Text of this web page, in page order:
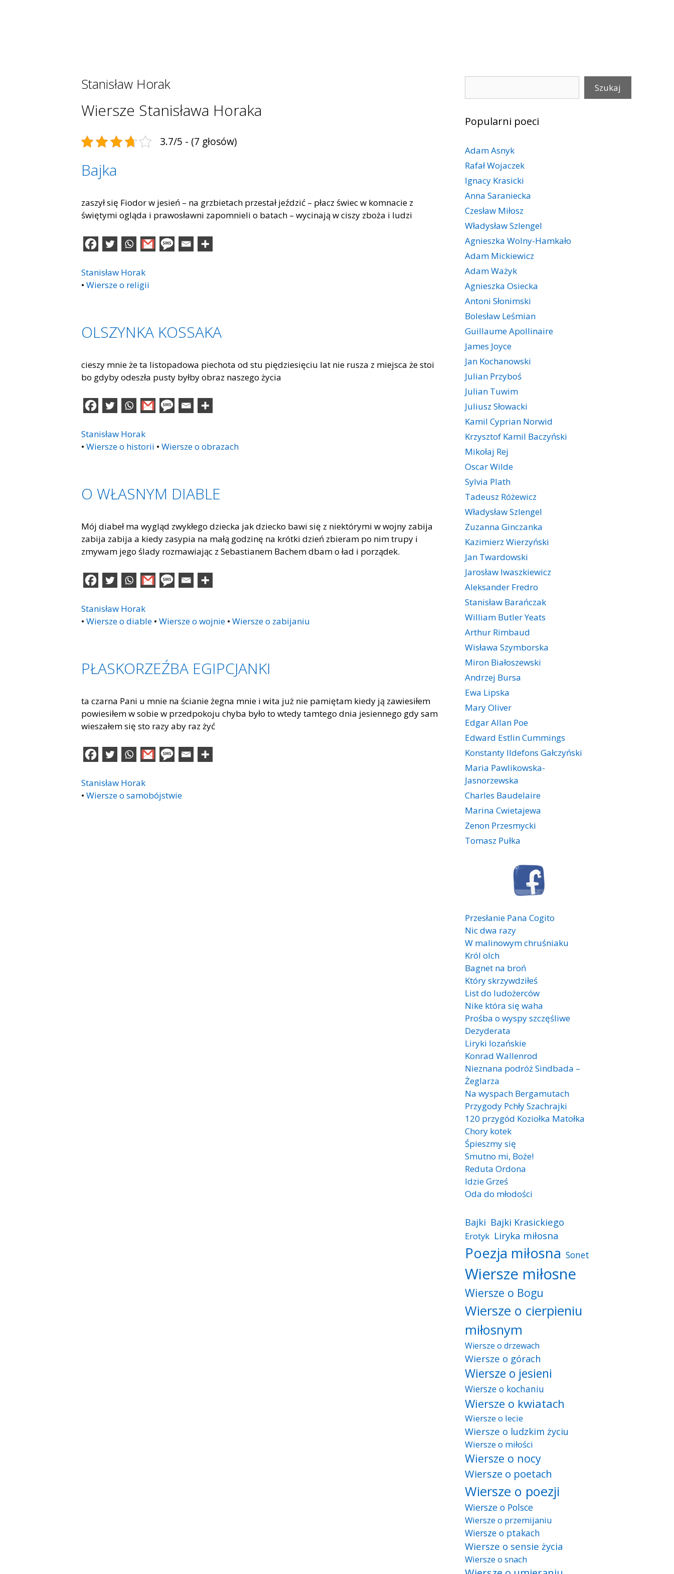
Stanisław Horak
Wiersze Stanisława Horaka
3.7/5 - (7 głosów)
Bajka
zaszył się Fiodor w jesień – na grzbietach przestał jeździć – płacz świec w komnacie z
świętymi ogląda i prawosławni zapomnieli o batach – wycinają w ciszy zboża i ludzi
Stanisław Horak
• Wiersze o religii
OLSZYNKA KOSSAKA
cieszy mnie że ta listopadowa piechota od stu piędziesięciu lat nie rusza z miejsca że stoi
bo gdyby odeszła pusty byłby obraz naszego życia
Stanisław Horak
• Wiersze o historii • Wiersze o obrazach
O WŁASNYM DIABLE
Mój diabeł ma wygląd zwykłego dziecka jak dziecko bawi się z niektórymi w wojny zabija
zabija zabija a kiedy zasypia na małą godzinę na krótki dzień zbieram po nim trupy i
zmywam jego ślady rozmawiając z Sebastianem Bachem dbam o ład i porządek.
Stanisław Horak
• Wiersze o diable • Wiersze o wojnie • Wiersze o zabijaniu
PŁASKORZEŹBA EGIPCJANKI
ta czarna Pani u mnie na ścianie żegna mnie i wita już nie pamiętam kiedy ją zawiesiłem
powiesiłem w sobie w przedpokoju chyba było to wtedy tamtego dnia jesiennego gdy sam
wieszałem się sto razy aby raz żyć
Stanisław Horak
• Wiersze o samobójstwie
Szukaj
Popularni poeci
Adam Asnyk
Rafał Wojaczek
Ignacy Krasicki
Anna Saraniecka
Czesław Miłosz
Władysław Szlengel
Agnieszka Wolny-Hamkało
Adam Mickiewicz
Adam Ważyk
Agnieszka Osiecka
Antoni Słonimski
Bolesław Leśmian
Guillaume Apollinaire
James Joyce
Jan Kochanowski
Julian Przyboś
Julian Tuwim
Juliusz Słowacki
Kamil Cyprian Norwid
Krzysztof Kamil Baczyński
Mikołaj Rej
Oscar Wilde
Sylvia Plath
Tadeusz Różewicz
Władysław Szlengel
Zuzanna Ginczanka
Kazimierz Wierzyński
Jan Twardowski
Jarosław Iwaszkiewicz
Aleksander Fredro
Stanisław Barańczak
William Butler Yeats
Arthur Rimbaud
Wisława Szymborska
Miron Białoszewski
Andrzej Bursa
Ewa Lipska
Mary Oliver
Edgar Allan Poe
Edward Estlin Cummings
Konstanty Ildefons Gałczyński
Maria Pawlikowska-
Jasnorzewska
Charles Baudelaire
Marina Cwietajewa
Zenon Przesmycki
Tomasz Pułka
Przesłanie Pana Cogito
Nic dwa razy
W malinowym chruśniaku
Król olch
Bagnet na broń
Który skrzywdziłeś
List do ludożerców
Nike która się waha
Prośba o wyspy szczęśliwe
Dezyderata
Liryki lozańskie
Konrad Wallenrod
Nieznana podróż Sindbada –
Żeglarza
Na wyspach Bergamutach
Przygody Pchły Szachrajki
120 przygód Koziołka Matołka
Chory kotek
Śpieszmy się
Smutno mi, Boże!
Reduta Ordona
Idzie Grześ
Oda do młodości
Bajki Bajki Krasickiego
Erotyk Liryka miłosna
Poezja miłosna Sonet
Wiersze miłosne
Wiersze o Bogu
Wiersze o cierpieniu
miłosnym
Wiersze o drzewach
Wiersze o górach
Wiersze o jesieni
Wiersze o kochaniu
Wiersze o kwiatach
Wiersze o lecie
Wiersze o ludzkim życiu
Wiersze o miłości
Wiersze o nocy
Wiersze o poetach
Wiersze o poezji
Wiersze o Polsce
Wiersze o przemijaniu
Wiersze o ptakach
Wiersze o sensie życia
Wiersze o snach